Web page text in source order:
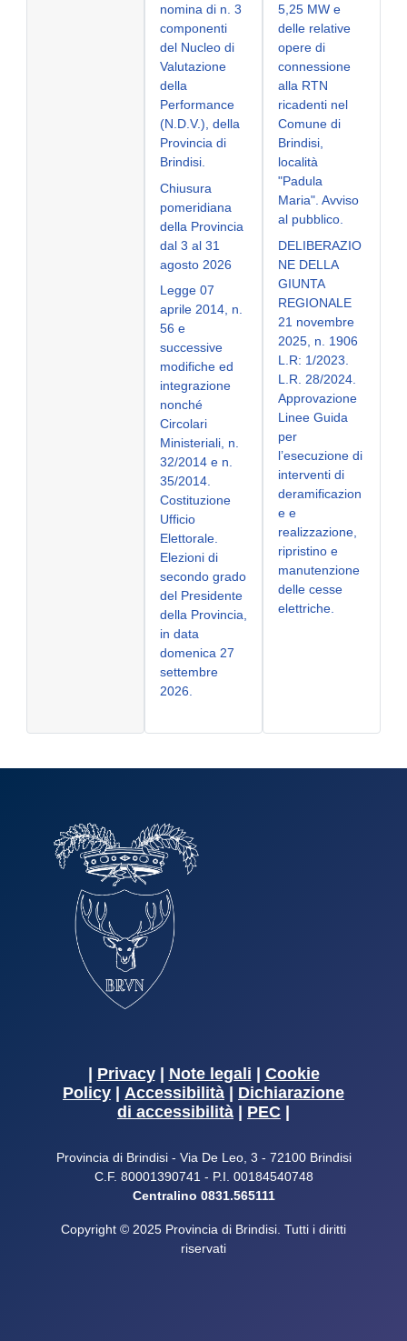
nomina di n. 3
componenti
del Nucleo di
Valutazione
della
Performance
(N.D.V.), della
Provincia di
Brindisi.
Chiusura
pomeridiana
della Provincia
dal 3 al 31
agosto 2026
Legge 07
aprile 2014, n.
56 e
successive
modifiche ed
integrazione
nonché
Circolari
Ministeriali, n.
32/2014 e n.
35/2014.
Costituzione
Ufficio
Elettorale.
Elezioni di
secondo grado
del Presidente
della Provincia,
in data
domenica 27
settembre
2026.
5,25 MW e
delle relative
opere di
connessione
alla RTN
ricadenti nel
Comune di
Brindisi,
località
"Padula
Maria". Avviso
al pubblico.
DELIBERAZIO
NE DELLA
GIUNTA
REGIONALE
21 novembre
2025, n. 1906
L.R: 1/2023.
L.R. 28/2024.
Approvazione
Linee Guida
per
l’esecuzione di
interventi di
deramificazion
e e
realizzazione,
ripristino e
manutenzione
delle cesse
elettriche.
Privacy| Note legali
Cookie
Policy
Accessibilità
Dichiarazione
di accessibilità
PEC
Provincia di Brindisi - Via De Leo, 3 - 72100 Brindisi
C.F. 80001390741 - P.I. 00184540748
Centralino 0831.565111
Copyright © 2025 Provincia di Brindisi. Tutti i diritti
riservati